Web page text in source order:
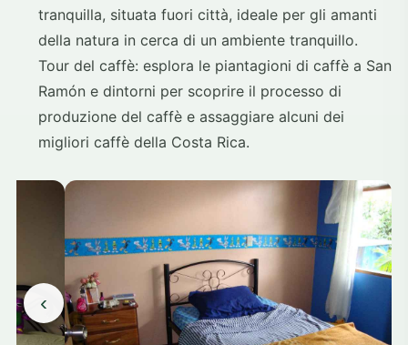
tranquilla, situata fuori città, ideale per gli amanti
della natura in cerca di un ambiente tranquillo.
Tour del caffè: esplora le piantagioni di caffè a San
Ramón e dintorni per scoprire il processo di
produzione del caffè e assaggiare alcuni dei
migliori caffè della Costa Rica.
‹